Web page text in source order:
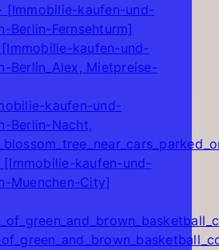
[Immobilie-kaufen-und-
Berlin-Fernsehturm]
kaufen-und-
Berlin_Alex, Mietpreise-
kaufen-und-
Berlin-Nacht,
[Immobilie-kaufen-und-
Muenchen-City]